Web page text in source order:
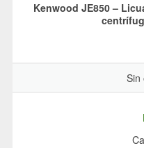
Kenwood JE850 –
Sin